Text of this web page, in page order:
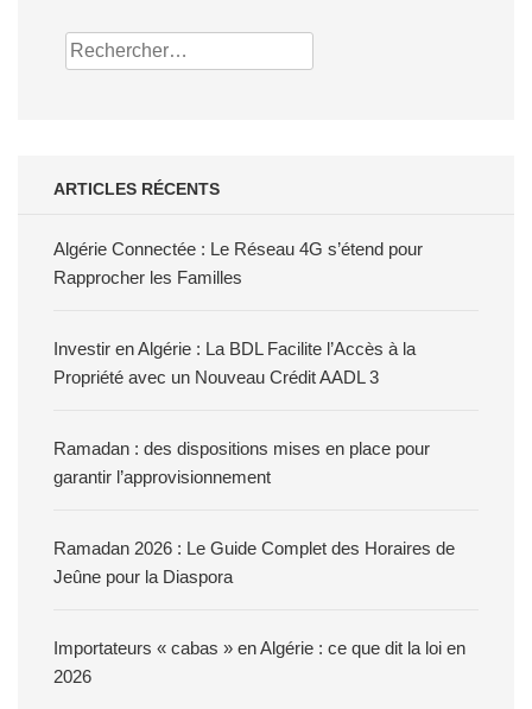
Rechercher :
ARTICLES RÉCENTS
Algérie Connectée : Le Réseau 4G s’étend pour
Rapprocher les Familles
Investir en Algérie : La BDL Facilite l’Accès à la
Propriété avec un Nouveau Crédit AADL 3
Ramadan : des dispositions mises en place pour
garantir l’approvisionnement
Ramadan 2026 : Le Guide Complet des Horaires de
Jeûne pour la Diaspora
Importateurs « cabas » en Algérie : ce que dit la loi en
2026